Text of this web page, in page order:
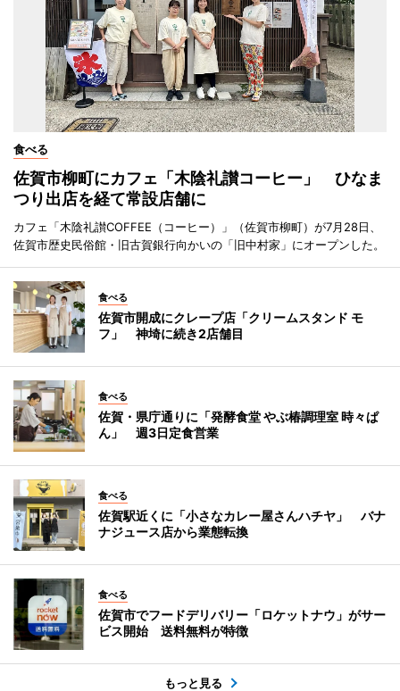
食べる
佐賀市柳町にカフェ「木陰礼讃コーヒー」 ひなま
つり出店を経て常設店舗に
カフェ「木陰礼讃COFFEE（コーヒー）」（佐賀市柳町）が7月28日、
佐賀市歴史民俗館・旧古賀銀行向かいの「旧中村家」にオープンした。
食べる
佐賀市開成にクレープ店「クリームスタンド モ
フ」 神埼に続き2店舗目
食べる
佐賀・県庁通りに「発酵食堂 やぶ椿調理室 時々ぱ
ん」 週3日定食営業
食べる
佐賀駅近くに「小さなカレー屋さんハチヤ」 バナ
ナジュース店から業態転換
食べる
佐賀市でフードデリバリー「ロケットナウ」がサー
ビス開始 送料無料が特徴
もっと見る